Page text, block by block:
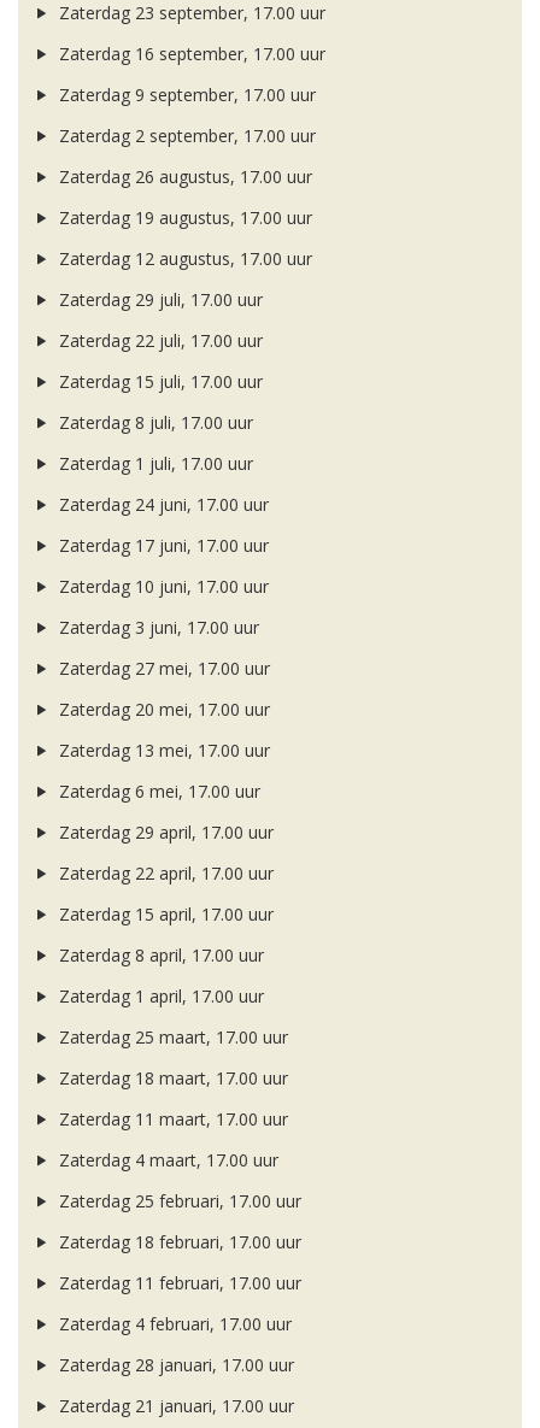
Zaterdag 23 september, 17.00 uur
Zaterdag 16 september, 17.00 uur
Zaterdag 9 september, 17.00 uur
Zaterdag 2 september, 17.00 uur
Zaterdag 26 augustus, 17.00 uur
Zaterdag 19 augustus, 17.00 uur
Zaterdag 12 augustus, 17.00 uur
Zaterdag 29 juli, 17.00 uur
Zaterdag 22 juli, 17.00 uur
Zaterdag 15 juli, 17.00 uur
Zaterdag 8 juli, 17.00 uur
Zaterdag 1 juli, 17.00 uur
Zaterdag 24 juni, 17.00 uur
Zaterdag 17 juni, 17.00 uur
Zaterdag 10 juni, 17.00 uur
Zaterdag 3 juni, 17.00 uur
Zaterdag 27 mei, 17.00 uur
Zaterdag 20 mei, 17.00 uur
Zaterdag 13 mei, 17.00 uur
Zaterdag 6 mei, 17.00 uur
Zaterdag 29 april, 17.00 uur
Zaterdag 22 april, 17.00 uur
Zaterdag 15 april, 17.00 uur
Zaterdag 8 april, 17.00 uur
Zaterdag 1 april, 17.00 uur
Zaterdag 25 maart, 17.00 uur
Zaterdag 18 maart, 17.00 uur
Zaterdag 11 maart, 17.00 uur
Zaterdag 4 maart, 17.00 uur
Zaterdag 25 februari, 17.00 uur
Zaterdag 18 februari, 17.00 uur
Zaterdag 11 februari, 17.00 uur
Zaterdag 4 februari, 17.00 uur
Zaterdag 28 januari, 17.00 uur
Zaterdag 21 januari, 17.00 uur